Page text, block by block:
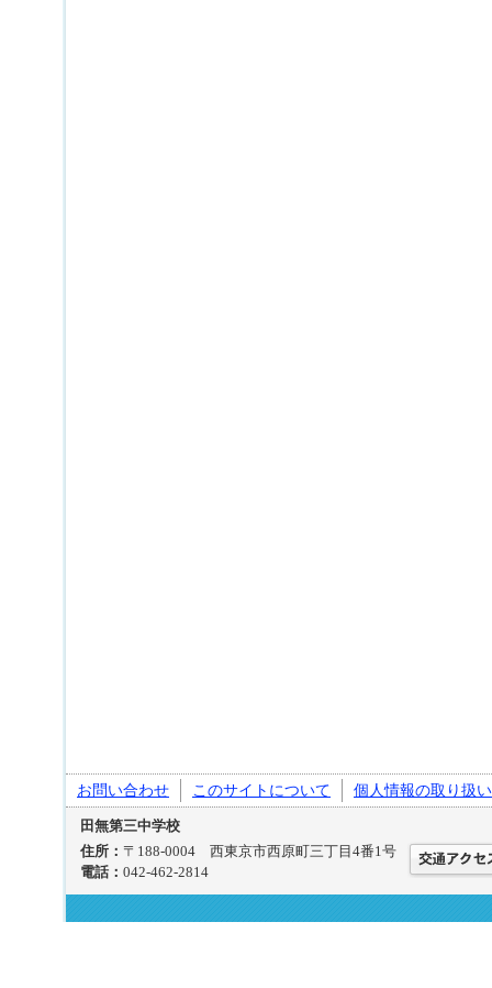
お問い合わせ このサイトについて 個人情報の取り扱い
田無第三中学校
住所： 〒188-0004 西東京市西原町三丁目4番1号
電話： 042-462-2814